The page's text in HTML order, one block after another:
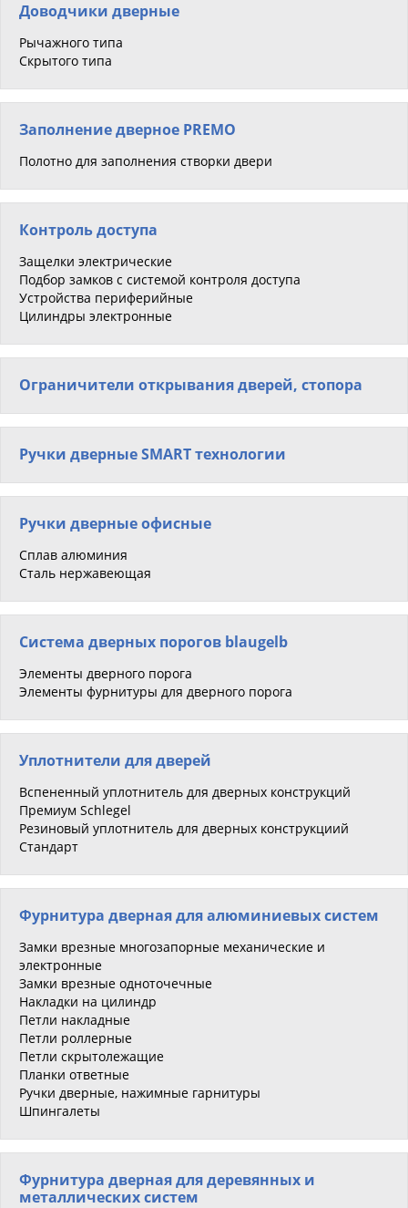
Доводчики дверные
Рычажного типа
Скрытого типа
Заполнение дверное PREMO
Полотно для заполнения створки двери
Контроль доступа
Защелки электрические
Подбор замков с системой контроля доступа
Устройства периферийные
Цилиндры электронные
Ограничители открывания дверей, стопора
Ручки дверные SMART технологии
Ручки дверные офисные
Сплав алюминия
Сталь нержавеющая
Система дверных порогов blaugelb
Элементы дверного порога
Элементы фурнитуры для дверного порога
Уплотнители для дверей
Вспененный уплотнитель для дверных конструкций
Премиум Schlegel
Резиновый уплотнитель для дверных конструкциий
Стандарт
Фурнитура дверная для алюминиевых систем
Замки врезные многозапорные механические и
электронные
Замки врезные одноточечные
Накладки на цилиндр
Петли накладные
Петли роллерные
Петли скрытолежащие
Планки ответные
Ручки дверные, нажимные гарнитуры
Шпингалеты
Фурнитура дверная для деревянных и
металлических систем